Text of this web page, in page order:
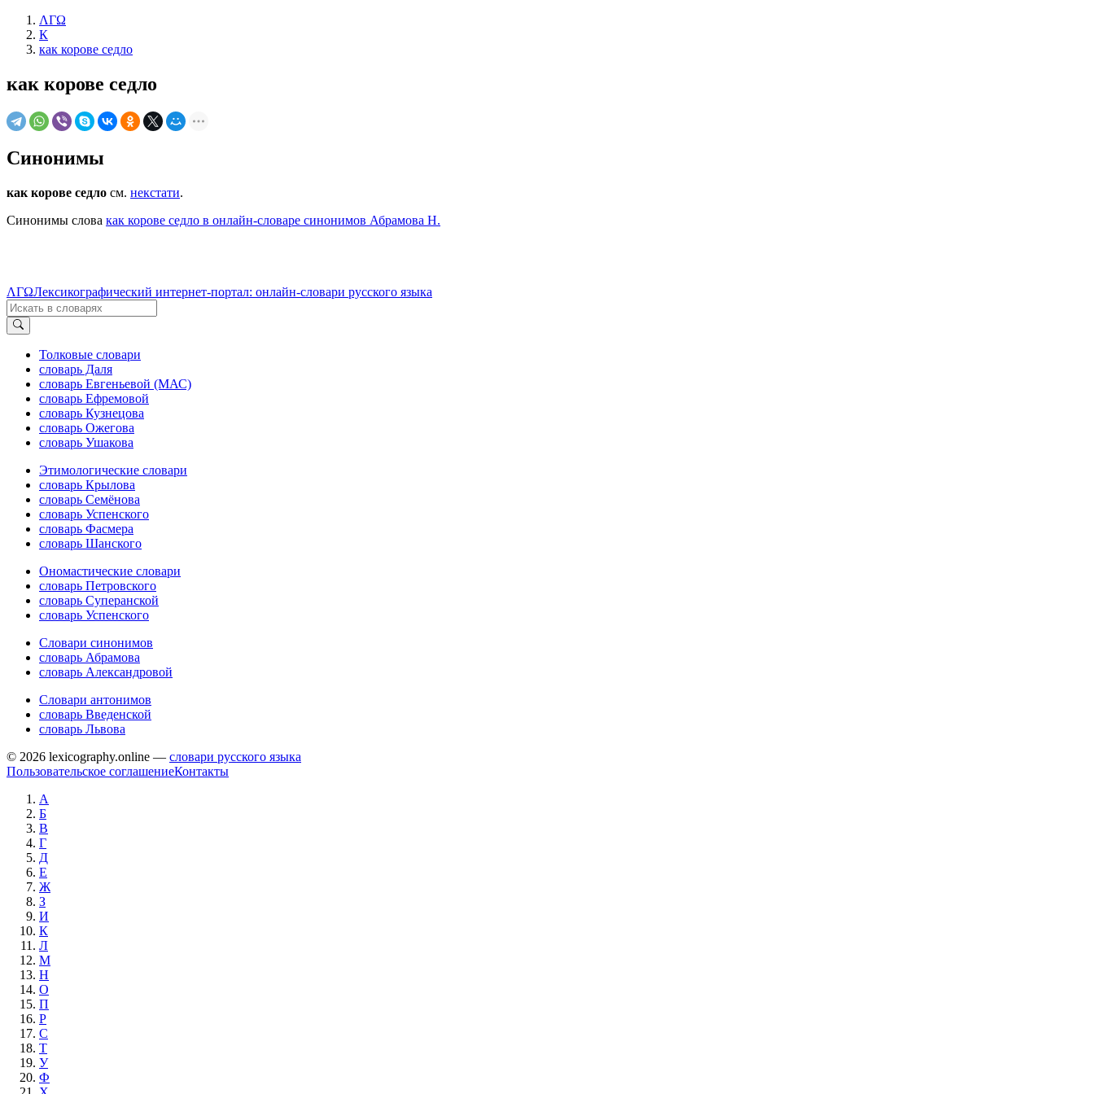
ΛΓΩ
К
как корове седло
как корове седло
Синонимы
как корове седло см. некстати.
Синонимы слова как корове седло в онлайн-словаре синонимов Абрамова Н.
ΛΓΩЛексикографический интернет-портал: онлайн-словари русского языка
Толковые словари
словарь Даля
словарь Евгеньевой (МАС)
словарь Ефремовой
словарь Кузнецова
словарь Ожегова
словарь Ушакова
Этимологические словари
словарь Крылова
словарь Семёнова
словарь Успенского
словарь Фасмера
словарь Шанского
Ономастические словари
словарь Петровского
словарь Суперанской
словарь Успенского
Словари синонимов
словарь Абрамова
словарь Александровой
Словари антонимов
словарь Введенской
словарь Львова
© 2026 lexicography.online — словари русского языка
Пользовательское соглашениеКонтакты
А
Б
В
Г
Д
Е
Ж
З
И
К
Л
М
Н
О
П
Р
С
Т
У
Ф